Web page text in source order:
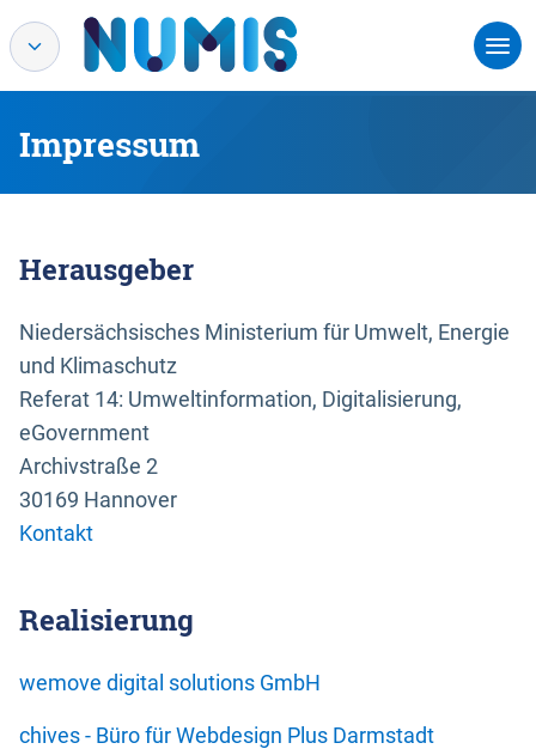
Impressum
Herausgeber
Niedersächsisches Ministerium für Umwelt, Energie
und Klimaschutz
Referat 14: Umweltinformation, Digitalisierung,
eGovernment
Archivstraße 2
30169 Hannover
Kontakt
Realisierung
wemove digital solutions GmbH
chives - Büro für Webdesign Plus Darmstadt